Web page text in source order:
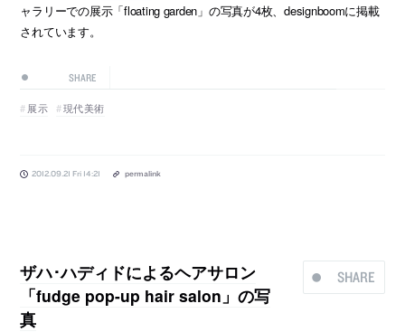
ャラリーでの展示「floating garden」の写真が4枚、designboomに掲載
されています。
SHARE
展示 現代美術
2012.09.21 Fri 14:21 permalink
SHARE
ザハ･ハディドによるヘアサロン
「fudge pop-up hair salon」の写
真